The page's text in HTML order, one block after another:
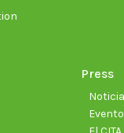
Press